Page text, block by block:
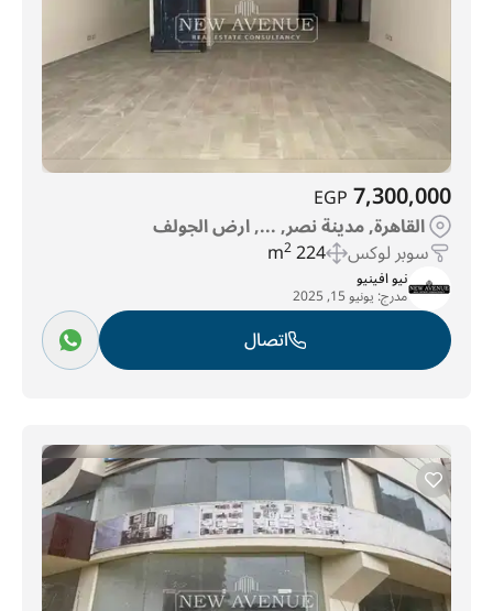
7,300,000
EGP
القاهرة, مدينة نصر, ..., ارض الجولف
سوبر لوكس 224 m
2
نيو افينيو
مدرج: يونيو 15, 2025
اتصال